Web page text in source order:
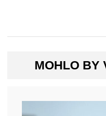
MOHLO BY